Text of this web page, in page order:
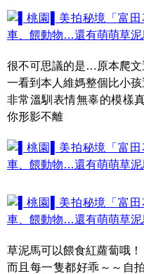
很不可思議的是…原本爬
一看到本人維媽整個比小
非常溫馴表情無辜的模樣
你形影不離
草泥馬可以餵食紅蘿蔔哦！
而且每一隻都好乖～～自